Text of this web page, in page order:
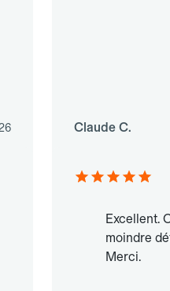
Claude C.
Excellent.
moindre
Merci.